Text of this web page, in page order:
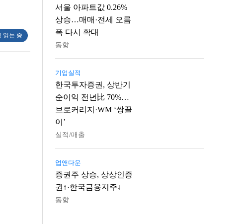
읽는 중
서울 아파트값 0.26%
상승…매매·전세 오름
폭 다시 확대
동향
기업실적
한국투자증권, 상반기
순이익 전년比 70%…
브로커리지·WM ‘쌍끌
이’
실적/매출
업앤다운
증권주 상승, 상상인증
권↑·한국금융지주↓
동향